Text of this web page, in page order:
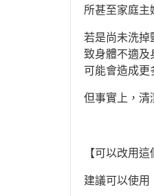
所甚至家庭主
若是尚未洗掉
致身體不適及
可能會造成更
但事實上，清
【可以改用這
建議可以使用